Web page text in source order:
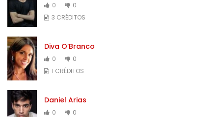
0
0
3 CRÉDITOS
Diva O’Branco
0
0
1 CRÉDITOS
Daniel Arias
0
0